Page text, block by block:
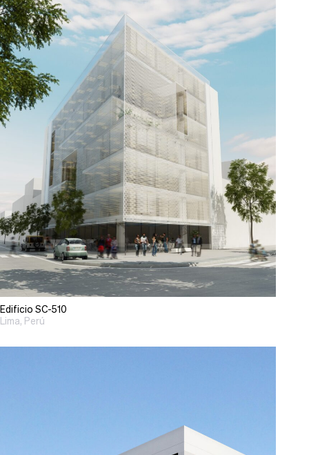
Edificio SC-510
Lima, Perú